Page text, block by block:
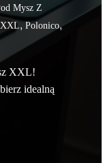
Mysz Z
XXL,Polonico,
XXL!
idealną